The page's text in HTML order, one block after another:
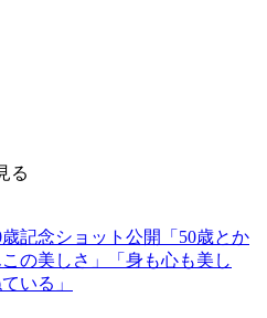
る
記念ショット公開「50歳とか
の美しさ」「身も心も美し
いる」